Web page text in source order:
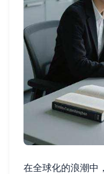
在全球化的浪潮中